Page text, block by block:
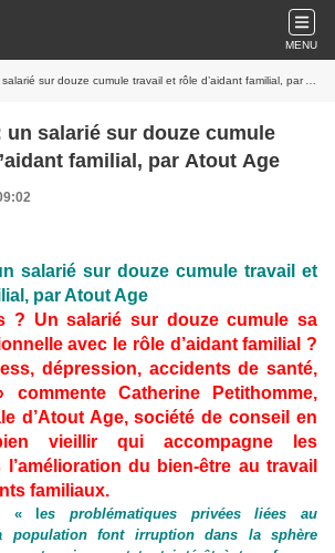
MENU
sur douze cumule travail et rôle d’aidant familial, par Atout Age
salarié sur douze cumule
familial, par Atout Age
salarié sur douze cumule travail et
par Atout Age
? Un salarié sur douze cumule sa
avec le rôle d’aidant familial ?
dépression, accidents de santé,
commente Catherine Petithomme,
d’Atout Age, société de conseil en
vieillir qui accompagne les
du bien-être au travail
familiaux.
« les problématiques privées liées au
population font irruption dans la sphère